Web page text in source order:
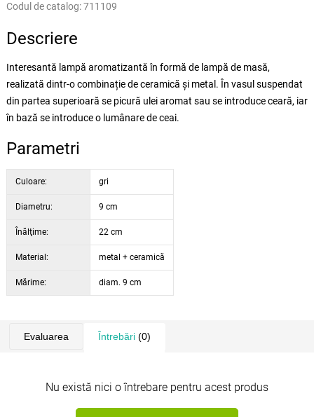
Codul de catalog:711109
Descriere
Interesantă lampă aromatizantă în formă de lampă de masă,
realizată dintr-o combinație de ceramică și metal. În vasul suspendat
din partea superioară se picură ulei aromat sau se introduce ceară, iar
în bază se introduce o lumânare de ceai.
Parametri
Culoare: gri
Diametru: 9 cm
Înălţime: 22 cm
Material: metal + ceramică
Mărime: diam. 9 cm
Evaluarea Întrebări(0)
Nu există nici o întrebare pentru acest produs